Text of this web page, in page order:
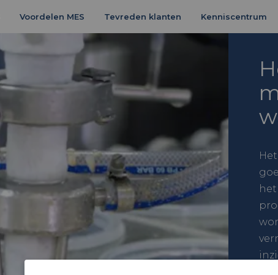
Voordelen MES Tevreden klanten Kenniscentrum